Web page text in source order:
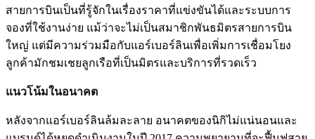
สายการบินเป็นที่รู้จักในเรื่องราคาที่แข่งขันได้และระบบการ
จองที่ใช้งานง่าย แม้ว่าจะไม่เป็นสมาชิกพันธมิตรสายการบิน
ใหญ่ แต่มีความร่วมมือกับแอร์เบอร์ลินเพื่อเพิ่มการเชื่อมโยง
ลูกค้ามักชมเชยลูกเรือที่เป็นมิตรและบริการที่รวดเร็ว
แนวโน้มในอนาคต
หลังจากแอร์เบอร์ลินล้มละลาย อนาคตของนิกิไม่แน่นอนและ